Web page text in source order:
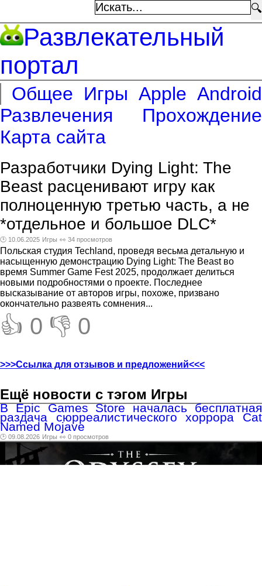
🔍
Развлекательный
портал
Общее Игры Apple Android
Развлечения
Прохождение
Карта сайта
Разработчики Dying Light: The
Beast расценивают игру как
полноценную третью часть, а не
*отдельное и большое DLC*
🕑 10.06.2025 Игры 👀 34 просмотров
Польская студия Techland, проведя весьма детальную и
насыщенную демонстрацию Dying Light: The Beast во
время Summer Game Fest 2025, продолжает делиться
новыми подробностями о проекте. Последнее
высказывание от авторов игры, похоже, призвано
окончательно развеять сомнения...
👍 0 👎 0
>>>Ссылка для отзывов и предложений<<<
Ещё новости с тэгом Игры
В Epic Games Store началась бесплатная
раздача сюрреалистического хоррора Cat
Named Mojave
🕑 09.08.2026 Игры 👀 0 просмотров